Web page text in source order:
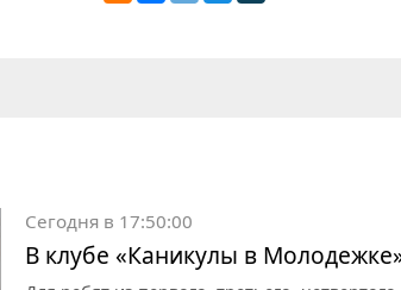
Сегодня в 17:50:00
В клубе «Каникулы в